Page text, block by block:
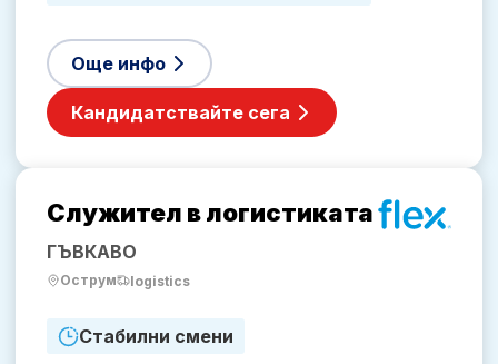
Още инфо
Кандидатствайте сега
Служител в логистиката
ГЪВКАВО
Острум logistics
Стабилни смени